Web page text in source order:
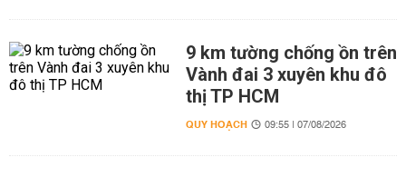
9 km tường chống ồn trên
Vành đai 3 xuyên khu đô
thị TP HCM
QUY HOẠCH 09:55 | 07/08/2026